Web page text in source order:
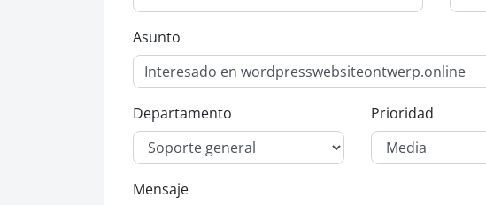
Asunto
Departamento Prioridad
Mensaje